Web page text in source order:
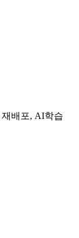
배포, AI학습